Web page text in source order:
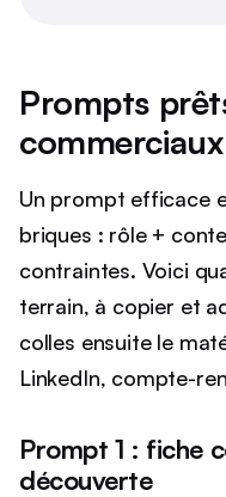
Prompts
commerciaux
Un prompt efficace
briques : rôle +
contraintes. Voici
terrain, à copier et
colles ensuite le
LinkedIn, compte-
Prompt 1 : fiche
découverte